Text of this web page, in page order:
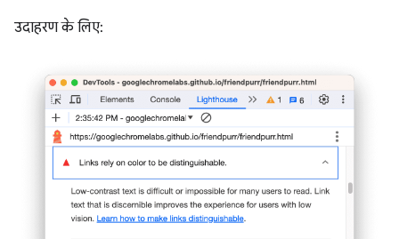
उदाहरण के लिए: